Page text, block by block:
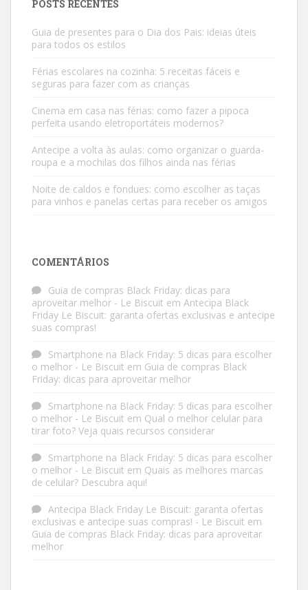
POSTS RECENTES
Guia de presentes para o Dia dos Pais: ideias úteis
para todos os estilos
Férias escolares na cozinha: 5 receitas fáceis e
seguras para fazer com as crianças
Cinema em casa nas férias: como fazer a pipoca
perfeita usando eletroportáteis modernos?
Antecipe a volta às aulas: como organizar o guarda-
roupa e a mochilas dos filhos ainda nas férias
Noite de caldos e fondues: como escolher as taças
para vinhos e panelas certas para receber os amigos
COMENTÁRIOS
Guia de compras Black Friday: dicas para
aproveitar melhor - Le Biscuit em Antecipa Black
Friday Le Biscuit: garanta ofertas exclusivas e antecipe
suas compras!
Smartphone na Black Friday: 5 dicas para escolher
o melhor - Le Biscuit em Guia de compras Black
Friday: dicas para aproveitar melhor
Smartphone na Black Friday: 5 dicas para escolher
o melhor - Le Biscuit em Qual o melhor celular para
tirar foto? Veja quais recursos considerar
Smartphone na Black Friday: 5 dicas para escolher
o melhor - Le Biscuit em Quais as melhores marcas
de celular? Descubra aqui!
Antecipa Black Friday Le Biscuit: garanta ofertas
exclusivas e antecipe suas compras! - Le Biscuit em
Guia de compras Black Friday: dicas para aproveitar
melhor